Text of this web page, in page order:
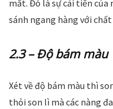
mắt. Đó là sự cải tiến
sánh ngang hàng với chất
2.3 – Độ bám màu
Xét về độ bám màu thì
thỏi son lì mà các nàng